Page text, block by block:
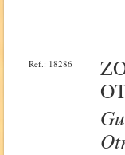
Ref.: 18286